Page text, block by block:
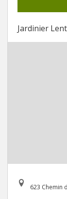
Jardinier Lent
623 Chemin